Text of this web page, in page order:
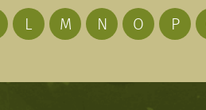
L M N O P